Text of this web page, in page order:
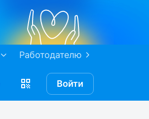
Работодателю
Войти